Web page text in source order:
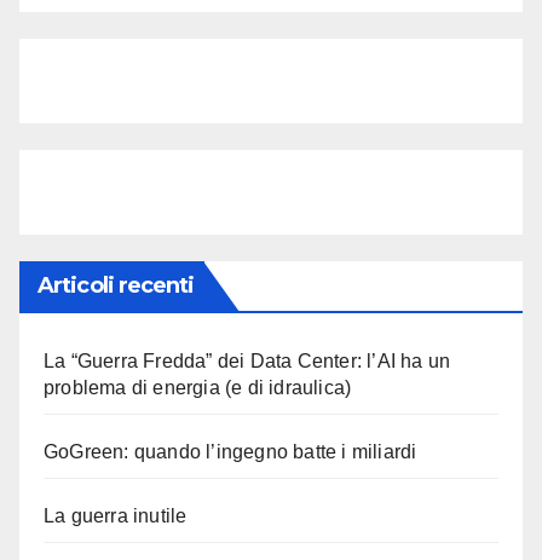
Articoli recenti
La “Guerra Fredda” dei Data Center: l’AI ha un
problema di energia (e di idraulica)
GoGreen: quando l’ingegno batte i miliardi
La guerra inutile